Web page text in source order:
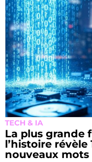
TECH & IA
La plus grande
l’histoire révèle
nouveaux mots